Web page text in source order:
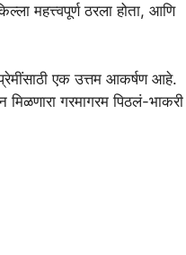
महत्त्वपूर्ण ठरला होता, आणि
एक उत्तम आकर्षण आहे.
गरमागरम पिठलं-भाकरी